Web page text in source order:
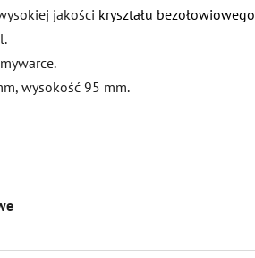
jakości kryształu bezołowiowego
wysokość 95 mm.